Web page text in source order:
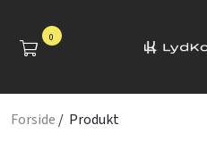
0
Forside / Produkt